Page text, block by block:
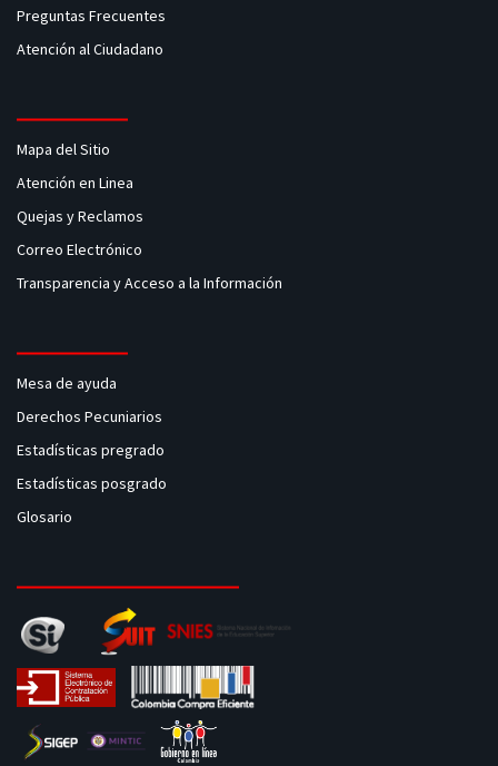
Preguntas Frecuentes
Atención al Ciudadano
Mapa del Sitio
Atención en Linea
Quejas y Reclamos
Correo Electrónico
Transparencia y Acceso a la Información
Mesa de ayuda
Derechos Pecuniarios
Estadísticas pregrado
Estadísticas posgrado
Glosario